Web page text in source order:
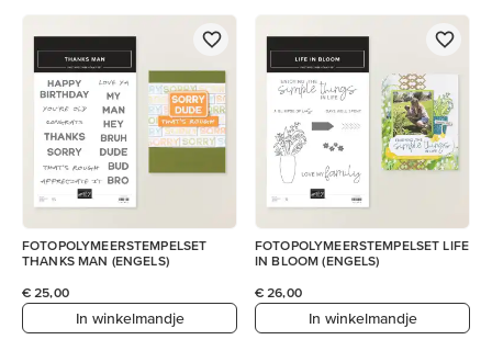
FOTOPOLYMEERSTEMPELSET
THANKS MAN (ENGELS)
€ 25,00
In winkelmandje
FOTOPOLYMEERSTEMPELSET LIFE
IN BLOOM (ENGELS)
€ 26,00
In winkelmandje